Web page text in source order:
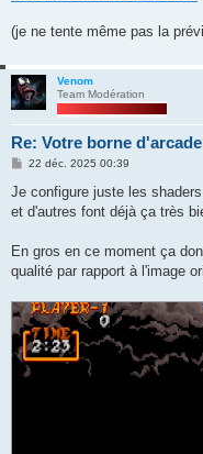
(je ne tente même pas la
Venom
Team Modération
Re: Votre borne
M
s
a
22 déc. 2025 00:39
Je configure juste les
et d'autres font déjà ça très
En gros en ce moment ça
qualité par rapport à l'image